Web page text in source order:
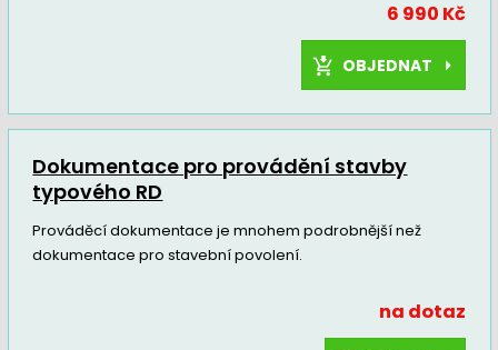
6 990 Kč
OBJEDNAT
Dokumentace pro provádění stavby
typového RD
Prováděcí dokumentace je mnohem podrobnější než
dokumentace pro stavební povolení.
na dotaz